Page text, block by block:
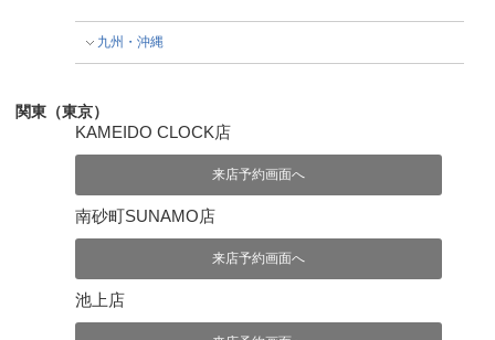
九州・沖縄
関東（東京）
KAMEIDO CLOCK店
来店予約画面へ
南砂町SUNAMO店
来店予約画面へ
池上店